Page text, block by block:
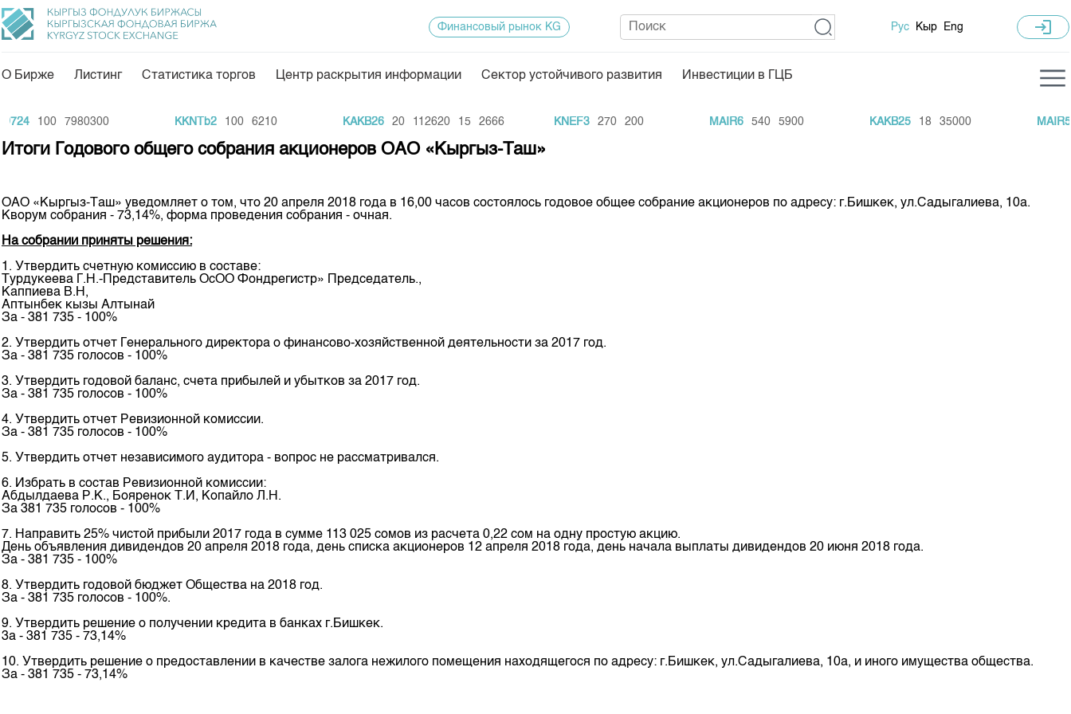
Общая информация
Руководство
Внутренний аудитор
Участники торгов
Наши партнеры
Cтратегия развития
Контакты
Товарно-сырьевой сектор
Центр раскрытия информации
Тарифы
Финансовый рынок KG
Биржевая деятельность
Центр раскрытия информации Индекс и Капитализация
Финансовый рынок KG Рус Кыр Eng login
О Бирже Листинг Статистика торгов Центр раскрытия информации Сектор устойчивого развития Инвестиции в ГЦБ
100 7980300 KKNTb2 100 6210 KAKB26 20 112620 15 2666 KNEF3 270 200 MAIR6 540 5900 KAKB25 18 35000 MAIR5
Итоги Годового общего собрания акционеров ОАО «Кыргыз-Таш»
ОАО «Кыргыз-Таш» уведомляет о том, что 20 апреля 2018 года в 16,00 часов состоялось годовое общее собрание акционеров по адресу: г.Бишкек, ул.Садыгалиева, 10а.
Кворум собрания - 73,14%, форма проведения собрания - очная.
На собрании приняты решения:
1. Утвердить счетную комиссию в составе:
Турдукеева Г.Н.-Представитель ОсОО Фондрегистр» Председатель.,
Каппиева В.Н,
Аптынбек кызы Алтынай
За - 381 735 - 100%
2. Утвердить отчет Генерального директора о финансово-хозяйственной деятельности за 2017 год.
За - 381 735 голосов - 100%
3. Утвердить годовой баланс, счета прибылей и убытков за 2017 год.
За - 381 735 голосов - 100%
4. Утвердить отчет Ревизионной комиссии.
За - 381 735 голосов - 100%
5. Утвердить отчет независимого аудитора - вопрос не рассматривался.
6. Избрать в состав Ревизионной комиссии:
Абдылдаева Р.К., Бояренок Т.И, Копайло Л.Н.
За 381 735 голосов - 100%
7. Направить 25% чистой прибыли 2017 года в сумме 113 025 сомов из расчета 0,22 сом на одну простую акцию.
День объявления дивидендов 20 апреля 2018 года, день списка акционеров 12 апреля 2018 года, день начала выплаты дивидендов 20 июня 2018 года.
За - 381 735 - 100%
8. Утвердить годовой бюджет Общества на 2018 год.
За - 381 735 голосов - 100%.
9. Утвердить решение о получении кредита в банках г.Бишкек.
3а - 381 735 - 73,14%
10. Утвердить решение о предоставлении в качестве залога нежилого помещения находящегося по адресу: г.Бишкек, ул.Садыгалиева, 10а, и иного имущества общества.
За - 381 735 - 73,14%